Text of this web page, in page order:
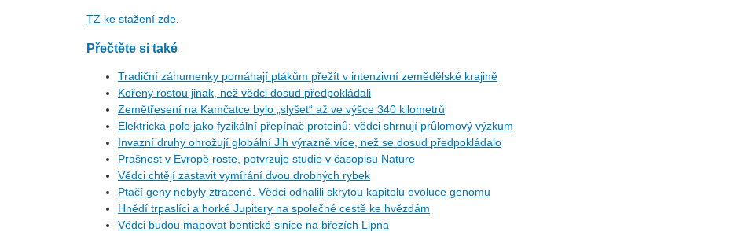
TZ ke stažení zde.
Přečtěte si také
Tradiční záhumenky pomáhají ptákům přežít v intenzivní zemědělské krajině
Kořeny rostou jinak, než vědci dosud předpokládali
Zemětřesení na Kamčatce bylo „slyšet“ až ve výšce 340 kilometrů
Elektrická pole jako fyzikální přepínač proteinů: vědci shrnují průlomový výzkum
Invazní druhy ohrožují globální Jih výrazně více, než se dosud předpokládalo
Prašnost v Evropě roste, potvrzuje studie v časopisu Nature
Vědci chtějí zastavit vymírání dvou drobných rybek
Ptačí geny nebyly ztracené. Vědci odhalili skrytou kapitolu evoluce genomu
Hnědí trpaslíci a horké Jupitery na společné cestě ke hvězdám
Vědci budou mapovat bentické sinice na březích Lipna